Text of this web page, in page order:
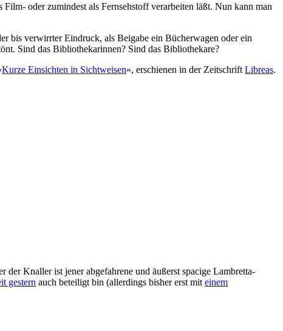
oder zumindest als Fernsehstoff verarbeiten läßt. Nun kann man
bis verwirrter Eindruck, als Beigabe ein Bücherwagen oder ein
Sind das Bibliothekarinnen? Sind das Bibliothekare?
Kurze Einsichten in Sichtweisen», erschienen in der Zeitschrift Libreas.
der Knaller ist jener abgefahrene und äußerst spacige Lambretta-
gestern auch beteiligt bin (allerdings bisher erst mit einem